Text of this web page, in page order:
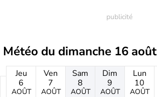
Météo du dimanche 16 août
Jeu
6
AOÛT
Ven
7
AOÛT
Sam
8
AOÛT
Dim
9
AOÛT
Lun
10
AOÛT